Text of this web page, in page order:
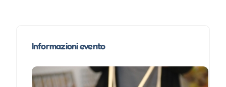
Informazioni evento